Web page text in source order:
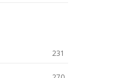
231